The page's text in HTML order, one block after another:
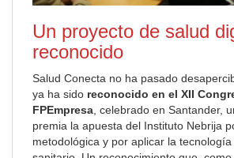
Un proyecto de salud
reconocido
Salud Conecta no ha pasado
ya ha sido reconocido en el XII
FPEmpresa , celebrado en Santander,
premia la apuesta del Instituto Nebrija
metodológica y por aplicar la